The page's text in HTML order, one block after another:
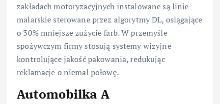
zakładach motoryzacyjnych instalowane są linie
malarskie sterowane przez algorytmy DL, osiągające
o 30% mniejsze zużycie farb. W przemyśle
spożywczym firmy stosują systemy wizyjne
kontrolujące jakość pakowania, redukując
reklamacje o niemal połowę.
Automobilka A